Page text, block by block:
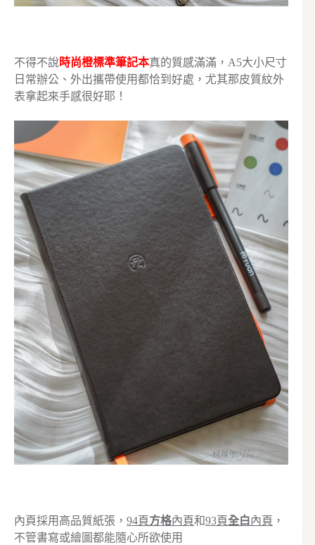
不得不說時尚橙標準筆記本真的質感滿滿，A5大小尺寸
日常辦公、外出攜帶使用都恰到好處，尤其那皮質紋外
表拿起來手感很好耶！
內頁採用高品質紙張， 94頁方格內頁和93頁全白內頁 ，
不管書寫或繪圖都能隨心所欲使用